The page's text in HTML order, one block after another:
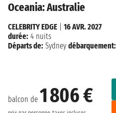
Oceania: Australie
balcon de 1 806 €
CELEBRITY EDGE
16 AVR. 2027
durée: 4 nuits
Départs de: Sydney débarquement: